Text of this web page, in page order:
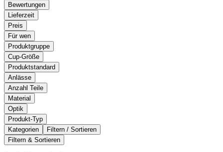
Bewertungen
Lieferzeit
Preis
Für wen
Produktgruppe
Cup-Größe
Produktstandard
Anlässe
Anzahl Teile
Material
Optik
Produkt-Typ
Kategorien
Filtern / Sortieren
Filtern & Sortieren